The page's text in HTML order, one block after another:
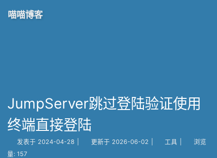
喵喵博客
JumpServer跳过登陆验证使用
终端直接登陆
发表于 2024-04-28 更新于 2026-06-02 工具
浏览
量: 157